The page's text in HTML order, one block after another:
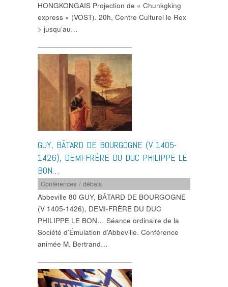
HONGKONGAIS Projection de « Chunkgking
express » (VOST). 20h, Centre Culturel le Rex
> jusqu’au…
GUY, BÂTARD DE BOURGOGNE (V 1405-
1426), DEMI-FRÈRE DU DUC PHILIPPE LE
BON…
Conférences / débats
Abbeville 80 GUY, BÂTARD DE BOURGOGNE
(V 1405-1426), DEMI-FRÈRE DU DUC
PHILIPPE LE BON… Séance ordinaire de la
Société d’Émulation d’Abbeville. Conférence
animée M. Bertrand…